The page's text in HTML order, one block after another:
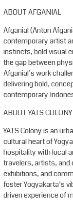
ABOUT AFGANIAL
Afganial (Anton
contemporary artist
instincts, bold visual
the gap between
Afganial’s work
delivering bold,
contemporary
ABOUT YATS COLONY
YATS Colony is an
cultural heart of
hospitality with local
travelers, artists, and
exhibitions, and
foster Yogyakarta’s
driven experience of